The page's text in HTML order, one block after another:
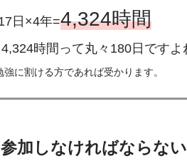
日×4年=4,324時間
時間って丸々180日ですよ
に割ける方であれば受かります。
加しなければならない